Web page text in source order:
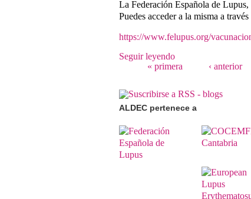
La Federación Española de
Puedes acceder a la misma a través
https://www.felupus.org/
Seguir leyendo
Páginas
« primera ‹ anterior
ALDEC pertenece a